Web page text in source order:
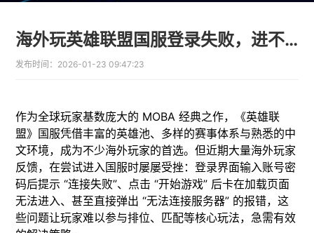
海外玩英雄联盟国服登录失败，进不去游戏，无法连接服务器的解决办法
发布时间： 2026-01-23 09:47:23
作为全球玩家基数庞大的 MOBA 经典之作，《英雄联
盟》国服凭借丰富的英雄池、多样的赛事体系与熟悉的中
文环境，成为不少海外玩家的首选。但近期大量海外玩家
反馈，在尝试进入国服时屡屡受挫：登录界面输入账号密
码后提示 “连接失败”、点击 “开始游戏” 后卡在加载页面
无法进入、甚至直接弹出 “无法连接服务器” 的报错，这
些问题让玩家难以参与排位、匹配等核心玩法，急需有效